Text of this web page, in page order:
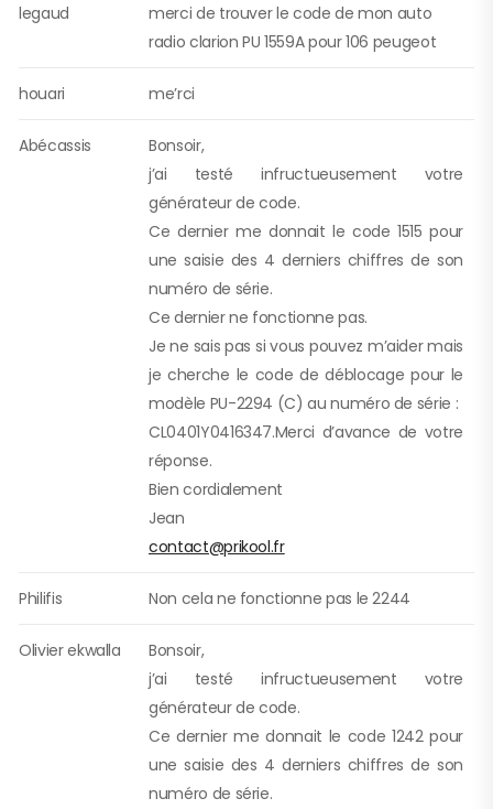
legaud
merci de trouver le code de mon auto
radio clarion PU 1559A pour 106 peugeot
houari me’rci
Abécassis
Bonsoir,
j’ai testé infructueusement votre
générateur de code.
Ce dernier me donnait le code 1515 pour
une saisie des 4 derniers chiffres de son
numéro de série.
Ce dernier ne fonctionne pas.
Je ne sais pas si vous pouvez m’aider mais
je cherche le code de déblocage pour le
modèle PU-2294 (C) au numéro de série :
CL0401Y0416347.Merci d’avance de votre
réponse.
Bien cordialement
Jean
contact@prikool.fr
Philifis Non cela ne fonctionne pas le 2244
Olivier ekwalla
Bonsoir,
j’ai testé infructueusement votre
générateur de code.
Ce dernier me donnait le code 1242 pour
une saisie des 4 derniers chiffres de son
numéro de série.